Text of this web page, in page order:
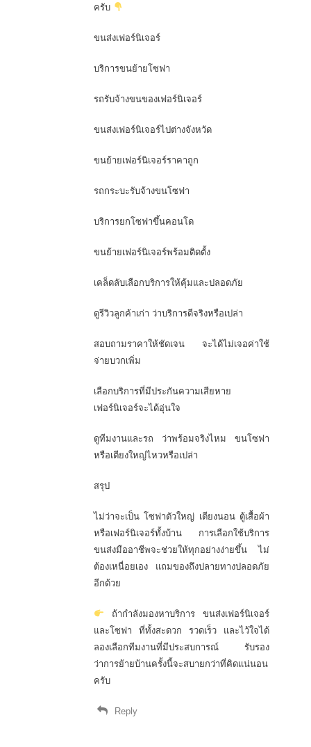
ครับ
ขนส่งเฟอร์นิเจอร์
บริการขนย้ายโซฟา
รถรับจ้างขนของเฟอร์นิเจอร์
ขนส่งเฟอร์นิเจอร์ไปต่างจังหวัด
ขนย้ายเฟอร์นิเจอร์ราคาถูก
รถกระบะรับจ้างขนโซฟา
บริการยกโซฟาขึ้นคอนโด
ขนย้ายเฟอร์นิเจอร์พร้อมติดตั้ง
เคล็ดลับเลือกบริการให้คุ้มและปลอดภัย
ดูรีวิวลูกค้าเก่า ว่าบริการดีจริงหรือเปล่า
สอบถามราคาให้ชัดเจน จะได้ไม่เจอค่าใช้
จ่ายบวกเพิ่ม
เลือกบริการที่มีประกันความเสียหาย
เฟอร์นิเจอร์จะได้อุ่นใจ
ดูทีมงานและรถ ว่าพร้อมจริงไหม ขนโซฟา
หรือเตียงใหญ่ไหวหรือเปล่า
สรุป
ไม่ว่าจะเป็น โซฟาตัวใหญ่ เตียงนอน ตู้เสื้อผ้า
หรือเฟอร์นิเจอร์ทั้งบ้าน การเลือกใช้บริการ
ขนส่งมืออาชีพจะช่วยให้ทุกอย่างง่ายขึ้น ไม่
ต้องเหนื่อยเอง แถมของถึงปลายทางปลอดภัย
อีกด้วย
ถ้ากำลังมองหาบริการ ขนส่งเฟอร์นิเจอร์
และโซฟา ที่ทั้งสะดวก รวดเร็ว และไว้ใจได้
ลองเลือกทีมงานที่มีประสบการณ์ รับรอง
ว่าการย้ายบ้านครั้งนี้จะสบายกว่าที่คิดแน่นอน
ครับ
Reply